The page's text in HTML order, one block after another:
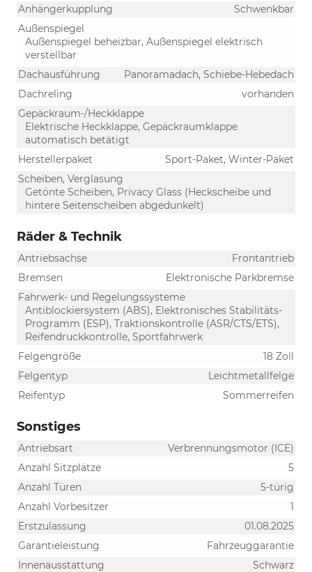
Anhängerkupplung
Schwenkbar
Außenspiegel
Außenspiegel beheizbar, Außenspiegel elektrisch
verstellbar
Dachausführung
Panoramadach, Schiebe-Hebedach
Dachreling
vorhanden
Gepäckraum-/Heckklappe
Elektrische Heckklappe, Gepäckraumklappe
automatisch betätigt
Herstellerpaket
Sport-Paket, Winter-Paket
Scheiben, Verglasung
Getönte Scheiben, Privacy Glass (Heckscheibe und
hintere Seitenscheiben abgedunkelt)
Räder & Technik
Antriebsachse
Frontantrieb
Bremsen
Elektronische Parkbremse
Fahrwerk- und Regelungssysteme
Antiblockiersystem (ABS), Elektronisches Stabilitäts-
Programm (ESP), Traktionskontrolle (ASR/CTS/ETS),
Reifendruckkontrolle, Sportfahrwerk
Felgengröße
18 Zoll
Felgentyp
Leichtmetallfelge
Reifentyp
Sommerreifen
Sonstiges
Antriebsart
Verbrennungsmotor (ICE)
Anzahl Sitzplätze
5
Anzahl Türen
5-türig
Anzahl Vorbesitzer
1
Erstzulassung
01.08.2025
Garantieleistung
Fahrzeuggarantie
Innenausstattung
Schwarz